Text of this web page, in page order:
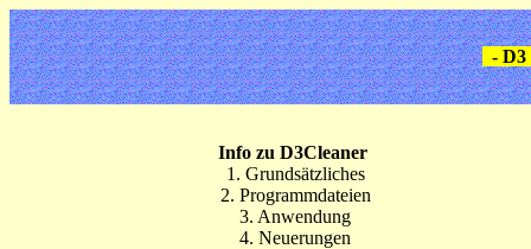
-
Info zu D3Cleaner
1. Grundsätzliches
2. Programmdateien
3. Anwendung
4. Neuerungen